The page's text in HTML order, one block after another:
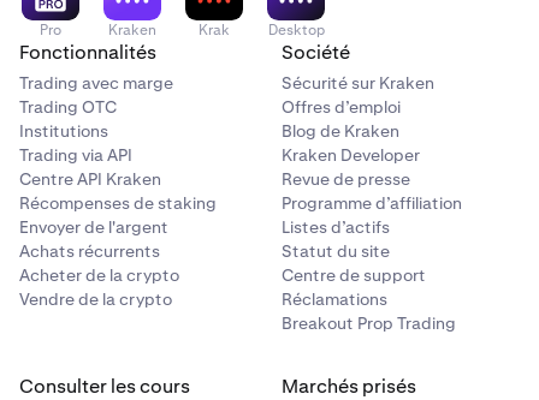
Pro Kraken Krak Desktop
Fonctionnalités
Trading avec marge
Trading OTC
Institutions
Trading via API
Centre API Kraken
Récompenses de staking
Envoyer de l'argent
Achats récurrents
Acheter de la crypto
Vendre de la crypto
Société
Sécurité sur Kraken
Offres d’emploi
Blog de Kraken
Kraken Developer
Revue de presse
Programme d’affiliation
Listes d’actifs
Statut du site
Centre de support
Réclamations
Breakout Prop Trading
Consulter les cours Marchés prisés